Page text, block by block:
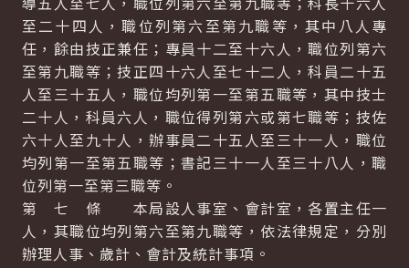
至二十四人，職位列第六至第九職等，其中八人專
任，餘由技正兼任；專員十二至十六人，職位列第六
至第九職等；技正四十六人至七十二人，科員二十五
人至三十五人，職位均列第一至第五職等，其中技士
二十人，科員六人，職位得列第六或第七職等；技佐
六十人至九十人，辦事員二十五人至三十一人，職位
均列第一至第五職等；書記三十一人至三十八人，職
位列第一至第三職等。
第 七 條 本局設人事室、會計室，各置主任一
人，其職位均列第六至第九職等，依法律規定，分別
辦理人事、歲計、會計及統計事項。